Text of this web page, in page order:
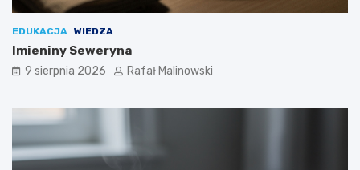
EDUKACJA WIEDZA
Imieniny Seweryna
9 sierpnia 2026 Rafał Malinowski